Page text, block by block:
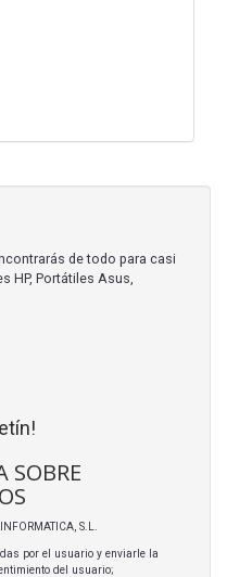
de todo para casi
HP, Portátiles Asus,
SOBRE
S.L.
por el usuario y enviarle la
del usuario;